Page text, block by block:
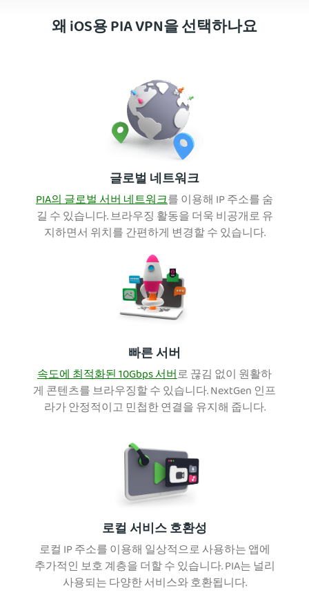
왜 iOS용 PIA VPN을 선택하나요
글로벌 네트워크
PIA의 글로벌 서버 네트워크를 이용해 IP 주소를 숨
길 수 있습니다. 브라우징 활동을 더욱 비공개로 유
지하면서 위치를 간편하게 변경할 수 있습니다.
빠른 서버
속도에 최적화된 10Gbps 서버로 끊김 없이 원활하
게 콘텐츠를 브라우징할 수 있습니다. NextGen 인프
라가 안정적이고 민첩한 연결을 유지해 줍니다.
로컬 서비스 호환성
로컬 IP 주소를 이용해 일상적으로 사용하는 앱에
추가적인 보호 계층을 더할 수 있습니다. PIA는 널리
사용되는 다양한 서비스와 호환됩니다.